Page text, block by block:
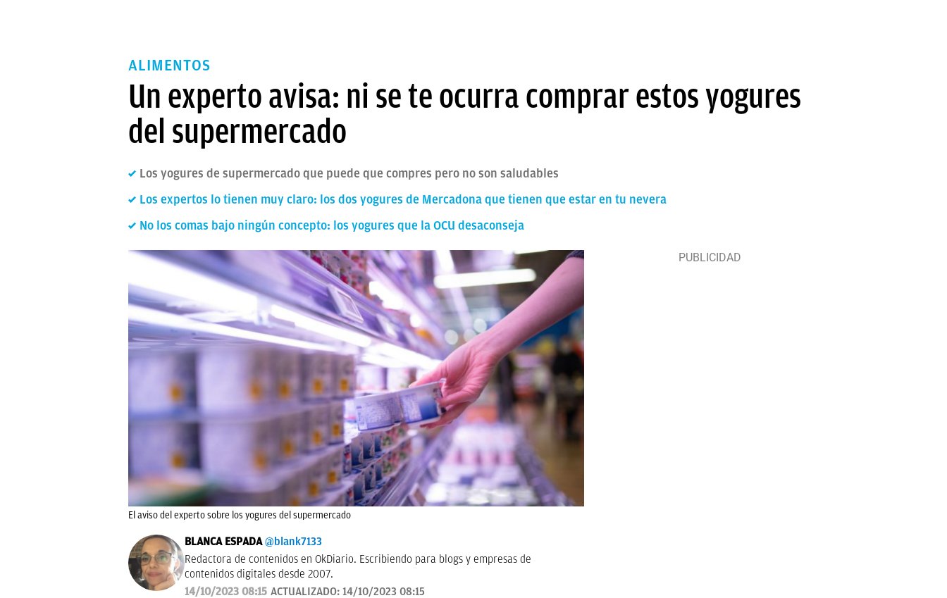
ALIMENTOS
Un experto avisa: ni se te ocurra comprar estos yogures
del supermercado
Los yogures de supermercado que puede que compres pero no son saludables
Los expertos lo tienen muy claro: los dos yogures de Mercadona que tienen que estar en tu nevera
No los comas bajo ningún concepto: los yogures que la OCU desaconseja
El aviso del experto sobre los yogures del supermercado
BLANCA ESPADA @blank7133
Redactora de contenidos en OkDiario. Escribiendo para blogs y empresas de
contenidos digitales desde 2007.
14/10/2023 08:15 ACTUALIZADO: 14/10/2023 08:15